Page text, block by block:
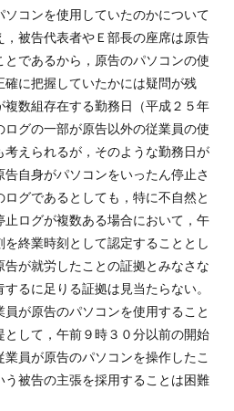
コンを使用していたのかについて
被告代表者やＥ部長の座席は原告
であるから，原告のパソコンの使
確に把握していたかには疑問が残
数組存在する勤務日（平成２５年
ログの一部が原告以外の従業員の使
考えられるが，そのような勤務日が
自身がパソコンをいったん停止さ
グであるとしても，特に不自然と
ログが複数ある場合において，午
終業時刻として認定することとし
が就労したことの証拠とみなさな
るに足りる証拠は見当たらない。
が原告のパソコンを使用すること
して，午前９時３０分以前の開始
員が原告のパソコンを操作したこ
う被告の主張を採用することは困難